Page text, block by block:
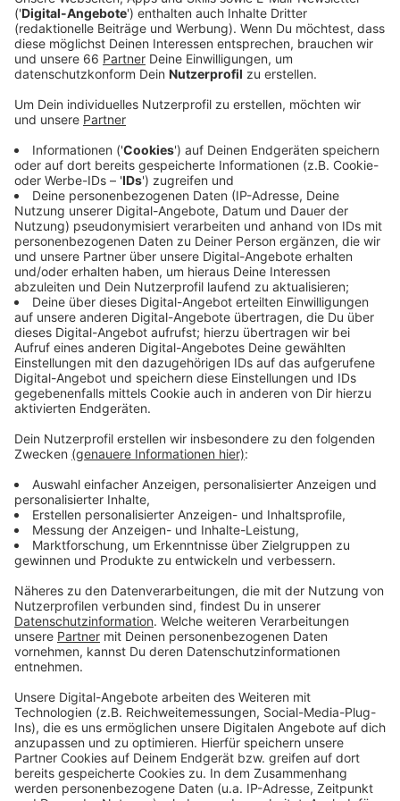
Umsatzeinbrüchen zu kämpfen.
Veröffentlicht:Sonntag, 19.12.2021 10:14
Laut Handelsverband hätten die Betriebe die
vorgeschriebenen Coronaschutzmaßnahmen
größtenteils konsequent umgesetzt. Besonders aber
die Umsetzung der 2G-Kontrolle bedeutet für die
Landenbesitzenden nach wie vor höhere Kosten, weil
sie beispielsweise zusätzlich noch Personal einstellen
mussten. Auch die Kundinnen und Kunden hätten sich
größtenteils diszipliniert an die 2G-Regeln gehalten.
Besonders gefragt waren bei den Kundinnen und
Kunden an diesem Wochenende unter anderem
Spielwaren, Schmuck, Winterbekleidung, oder
Elektronik wie Smart Home Artikel, Haushaltswaren
und Bücher.
Anzeige
Weitere Infos und Links zum Thema
Anzeige
Bändchensystem im Einzelhandel
Stimmung im Einzelhandel bleibt getrübt
Weniger verkaufsoffene Sonntage in Düsseldorf
Anzeige